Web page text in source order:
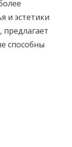
и эстетики
способны